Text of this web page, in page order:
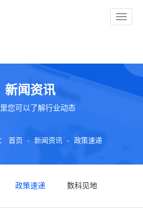
Toggle
新闻资讯
您可以了解行业动态
首页 - 新闻资讯 - 政策速递
政策速递 数科见地